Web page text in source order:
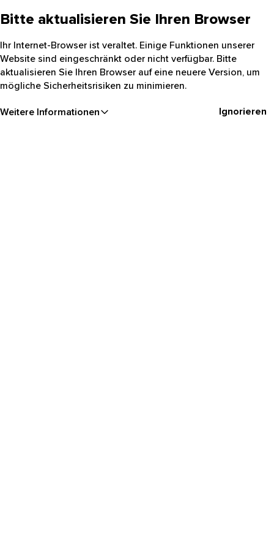
Bitte aktualisieren Sie Ihren Browser
Ihr Internet-Browser ist veraltet. Einige Funktionen unserer
Website sind eingeschränkt oder nicht verfügbar. Bitte
aktualisieren Sie Ihren Browser auf eine neuere Version, um
mögliche Sicherheitsrisiken zu minimieren.
Weitere Informationen Ignorieren